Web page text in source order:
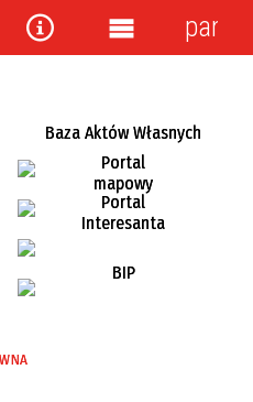
Baza Aktów Własnych
Portal
mapowy
Portal
Interesanta
BIP
NarzędziaMenu
panel